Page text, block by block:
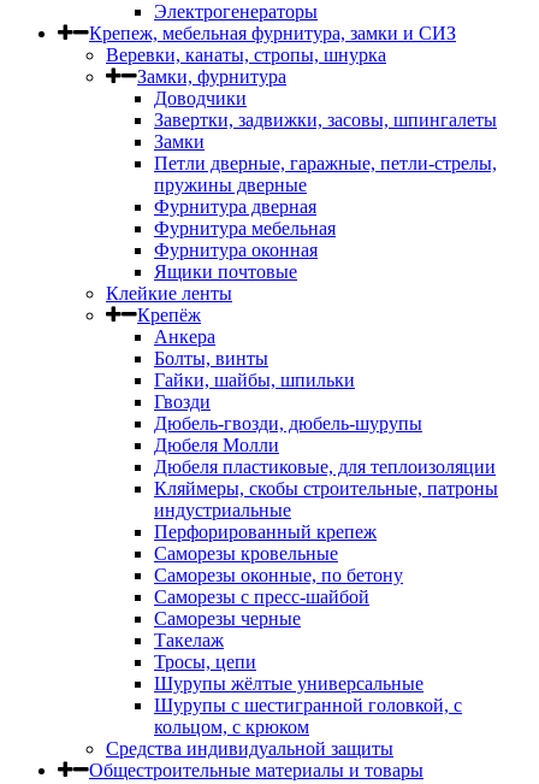
Электрогенераторы
Крепеж, мебельная фурнитура, замки и СИЗ
Веревки, канаты, стропы, шнурка
Замки, фурнитура
Доводчики
Завертки, задвижки, засовы, шпингалеты
Замки
Петли дверные, гаражные, петли-стрелы,
пружины дверные
Фурнитура дверная
Фурнитура мебельная
Фурнитура оконная
Ящики почтовые
Клейкие ленты
Крепёж
Анкера
Болты, винты
Гайки, шайбы, шпильки
Гвозди
Дюбель-гвозди, дюбель-шурупы
Дюбеля Молли
Дюбеля пластиковые, для теплоизоляции
Кляймеры, скобы строительные, патроны
индустриальные
Перфорированный крепеж
Саморезы кровельные
Саморезы оконные, по бетону
Саморезы с пресс-шайбой
Саморезы черные
Такелаж
Тросы, цепи
Шурупы жёлтые универсальные
Шурупы с шестигранной головкой, с
кольцом, с крюком
Средства индивидуальной защиты
Общестроительные материалы и товары